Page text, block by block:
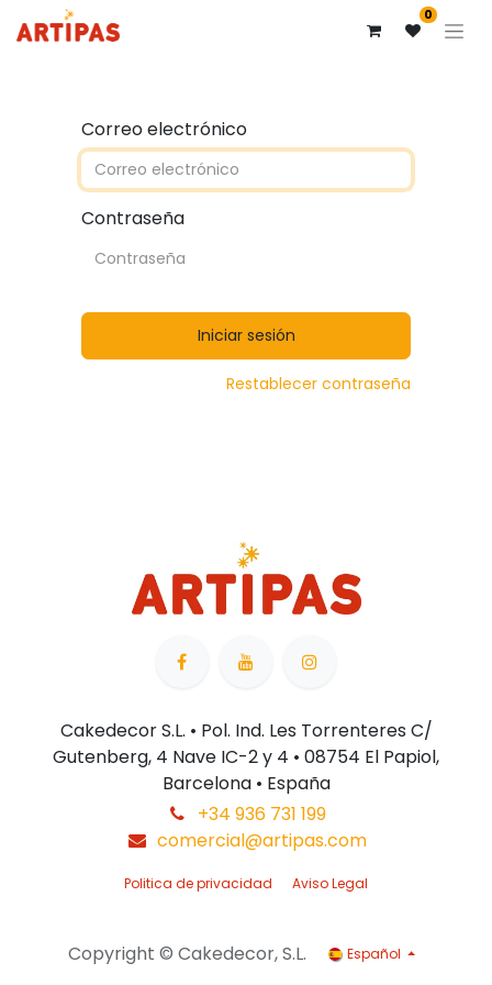
0
Correo electrónico
Contraseña
Iniciar sesión
Restablecer contraseña
Cakedecor S.L. • Pol. Ind. Les Torrenteres C/
Gutenberg, 4 Nave IC-2 y 4 • 08754 El Papiol,
Barcelona • España
+34 936 731 199
comercial@artipas.com
Politica de privacidad Aviso Legal
Copyright © Cakedecor, S.L. Español